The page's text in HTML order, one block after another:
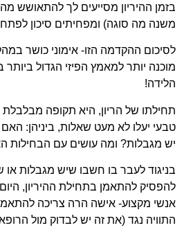
בזמן ההיריון מסייעים לך להתאושש
משנה מה סוגה) ומפחיתים סיכון לפתח
לסיכום ההקדמה הזו- אימוני כושר
מוכנה יותר למאמץ הפיזי הגדול
הלידה!
תחילתו של הריון, היא תקופה מבלבלת
טבעי יעלו לא מעט שאלות, ביניהן:
יש מגבלות? ומה עושים עם הבחילות
בניגוד לעבר בו חשבו שיש מגבלות או
להפסיק להתאמן בתחילת ההיריון,
אנשי מקצוע- אישה הרה צריכה
התוויה נגד (את זה יש לבדוק מול